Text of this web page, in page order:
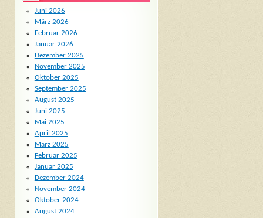
Juni 2026
März 2026
Februar 2026
Januar 2026
Dezember 2025
November 2025
Oktober 2025
September 2025
August 2025
Juni 2025
Mai 2025
April 2025
März 2025
Februar 2025
Januar 2025
Dezember 2024
November 2024
Oktober 2024
August 2024